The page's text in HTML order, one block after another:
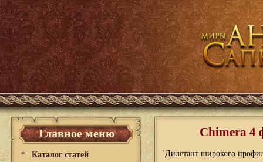
Главное меню
Каталог статей
Chimera 4
'Дилетант широкого